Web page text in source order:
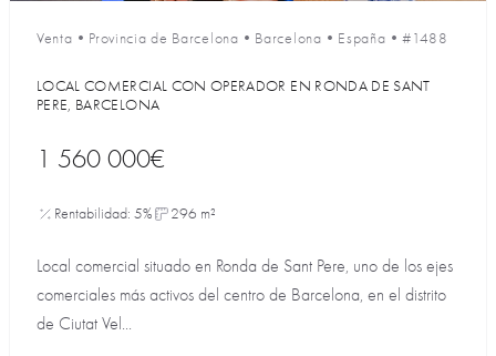
Venta • Provincia de Barcelona • Barcelona • España •#1488
LOCAL COMERCIAL CON OPERADOR EN RONDA DE SANT
PERE, BARCELONA
1 560 000€
Rentabilidad: 5% 296 m²
Local comercial situado en Ronda de Sant Pere, uno de los ejes
comerciales más activos del centro de Barcelona, en el distrito
de Ciutat Vel...